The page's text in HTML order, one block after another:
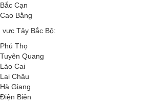
Bắc Cạn
Cao Bằng
vực Tây Bắc Bộ:
Phú Thọ
Tuyên Quang
Lào Cai
Lai Châu
Hà Giang
Điện Biên